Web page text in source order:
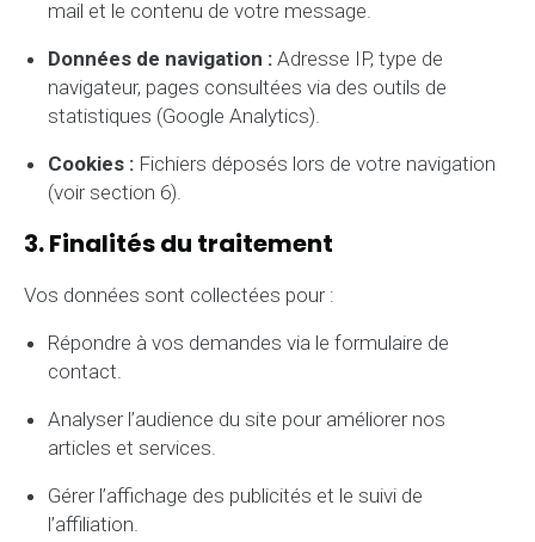
mail et le contenu de votre message.
Données de navigation : Adresse IP, type de
navigateur, pages consultées via des outils de
statistiques (Google Analytics).
Cookies : Fichiers déposés lors de votre navigation
(voir section 6).
3. Finalités du traitement
Vos données sont collectées pour :
Répondre à vos demandes via le formulaire de
contact.
Analyser l’audience du site pour améliorer nos
articles et services.
Gérer l’affichage des publicités et le suivi de
l’affiliation.